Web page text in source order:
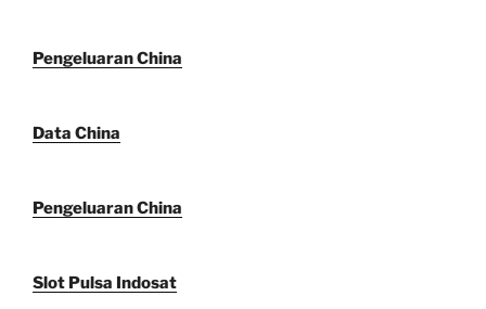
Pengeluaran China
Data China
Pengeluaran China
Slot Pulsa Indosat